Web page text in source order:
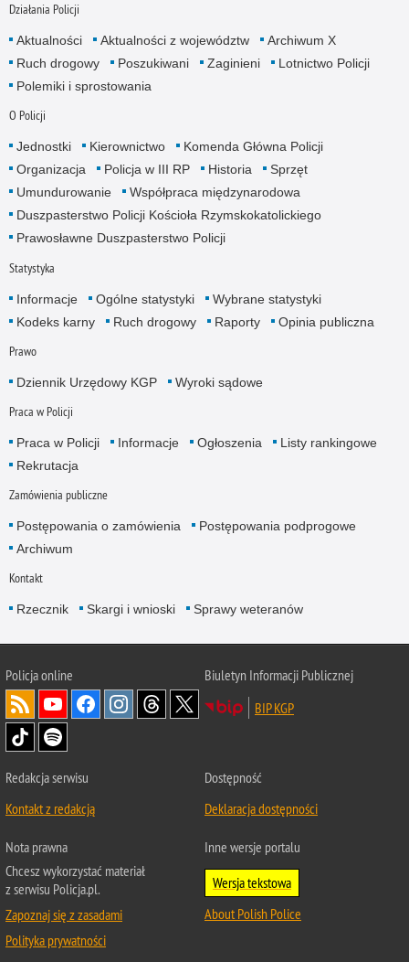
Działania Policji
Aktualności Aktualności z województw
Archiwum X
Ruch drogowy
Poszukiwani Zaginieni
Lotnictwo Policji
Polemiki i sprostowania
O Policji
Jednostki Kierownictwo
Komenda Główna Policji
Organizacja
Policja w III RP Historia
Sprzęt
Umundurowanie
Współpraca międzynarodowa
Duszpasterstwo Policji Kościoła Rzymskokatolickiego
Prawosławne Duszpasterstwo Policji
Statystyka
Informacje Ogólne statystyki
Wybrane statystyki
Kodeks karny
Ruch drogowy Raporty Opinia publiczna
Prawo
Dziennik Urzędowy KGP Wyroki sądowe
Praca w Policji
Praca w Policji Informacje Ogłoszenia
Listy rankingowe
Rekrutacja
Zamówienia publiczne
Postępowania o zamówienia
Postępowania podprogowe
Archiwum
Kontakt
Rzecznik Skargi i wnioski Sprawy weteranów
Policjaonline
Biuletyn Informacji Publicznej
BIP KGP
Redakcja serwisu
Kontakt z redakcją
Dostępność
Deklaracja dostępności
Nota prawna
Chcesz wykorzystać materiał
z serwisu Policja.pl.
Zapoznaj się z zasadami
Polityka prywatności
Inne wersje portalu
Wersja tekstowa
About Polish Police